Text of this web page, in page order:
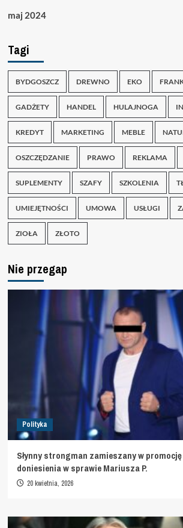
maj 2024
Tagi
BYDGOSZCZ DREWNO EKO
GADŻETY HANDEL HULAJNOGA
KREDYT MARKETING MEBLE
OSZCZĘDZANIE PRAWO REKLAMA
SUPLEMENTY SZAFY SZKOLENIA
UMIEJĘTNOŚCI UMOWA USŁUGI
ZIOŁA ZŁOTO
Nie przegap
Polityka
Słynny strongman zamieszany w
doniesienia w sprawie Mariusza P.
20 kwietnia, 2026